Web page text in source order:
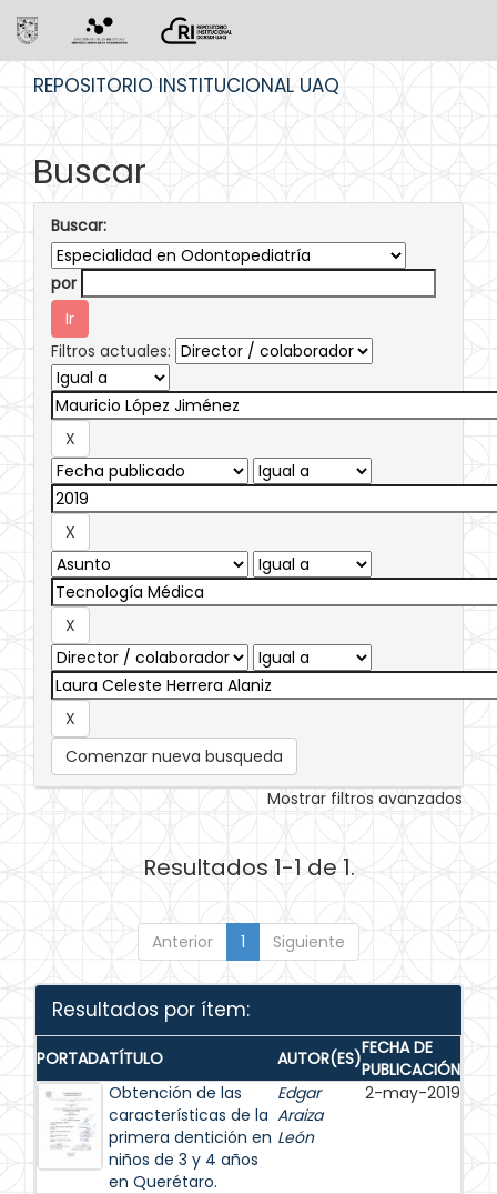
REPOSITORIO INSTITUCIONAL UAQ
Buscar
Buscar:
por
Filtros actuales:
Comenzar nueva busqueda
Mostrar filtros avanzados
Resultados 1-1 de 1.
Anterior 1 Siguiente
Resultados por ítem:
PORTADATÍTULO AUTOR(ES)FECHA DE
PUBLICACIÓN
Obtención de las
características de la
primera dentición en
niños de 3 y 4 años
en Querétaro.
Edgar
Araiza
León
2-may-2019